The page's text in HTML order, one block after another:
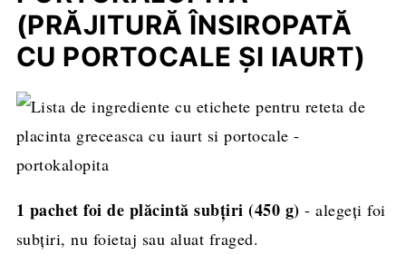
Întrebări frecvente
Alte rețete de plăcinte pe care să le încercați
Rețeta completă, cantități și mod de
preparare
(PRĂJITURĂ ÎNSIROPATĂ
CU PORTOCALE ȘI IAURT)
1 pachet foi de plăcintă subțiri (450 g) - alegeți foi
subțiri, nu foietaj sau aluat fraged.